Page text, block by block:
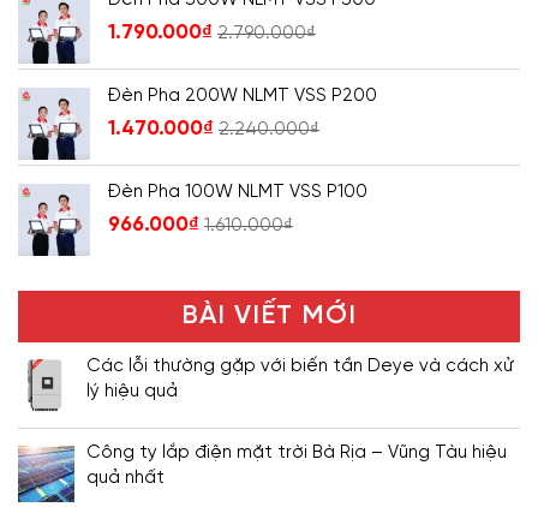
1.790.000₫ 2.790.000₫
Đèn Pha 200W NLMT VSS P200
1.470.000₫ 2.240.000₫
Đèn Pha 100W NLMT VSS P100
966.000₫ 1.610.000₫
BÀI VIẾT MỚI
Các lỗi thường gặp với biến tần Deye và cách xử
lý hiệu quả
Công ty lắp điện mặt trời Bà Rịa – Vũng Tàu hiệu
quả nhất